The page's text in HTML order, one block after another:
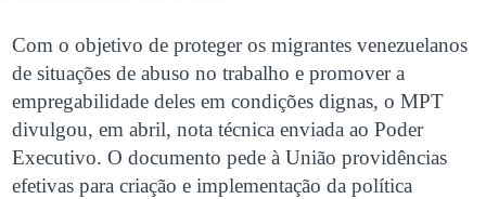
Com o objetivo de proteger os migrantes venezuelanos
de situações de abuso no trabalho e promover a
empregabilidade deles em condições dignas, o MPT
divulgou, em abril, nota técnica enviada ao Poder
Executivo. O documento pede à União providências
efetivas para criação e implementação da política